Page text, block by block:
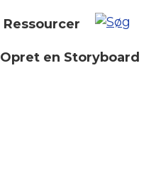
Ressourcer
Opret en Storyboard